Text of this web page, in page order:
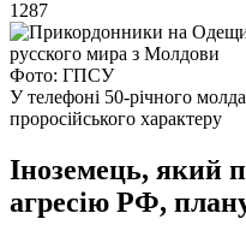
1287
Фото: ГПСУ
У телефоні 50-річного
проросійського характеру
Іноземець, який
агресію РФ,